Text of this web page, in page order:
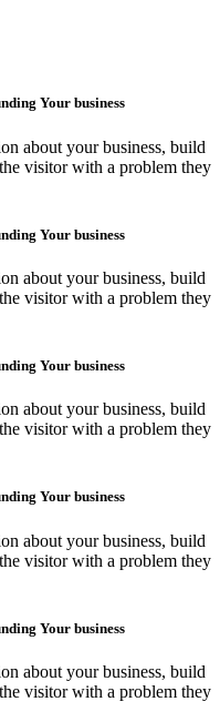
Your business
about your business, build
visitor with a problem they
Your business
about your business, build
visitor with a problem they
Your business
about your business, build
visitor with a problem they
Your business
about your business, build
visitor with a problem they
Your business
about your business, build
visitor with a problem they